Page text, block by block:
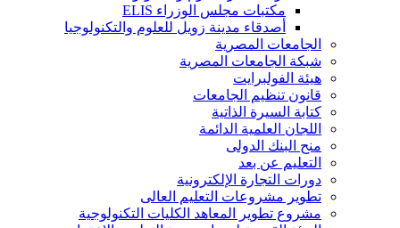
مكتبات مجلس الوزراء ELIS
أصدقاء مدينة زويل للعلوم والتكنولوجيا
الجامعات المصرية
شبكة الجامعات المصرية
هيئة الفولبرايت
قانون تنظيم الجامعات
كتابة السيرة الذاتية
اللجان العلمية الدائمة
منح البنك الدولى
التعليم عن بعد
دورات التجارة الإلكترونية
تطوير مشروعات التعليم العالى
مشروع تطوير المعاهد الكليات التكنولوجية